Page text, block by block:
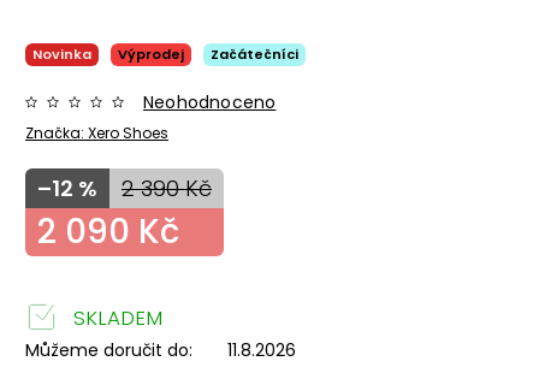
Novinka Výprodej Začátečníci
Značka: Xero Shoes
Neohodnoceno
2 390 Kč
–12 %
2 090 Kč
SKLADEM
Můžeme doručit do: 11.8.2026